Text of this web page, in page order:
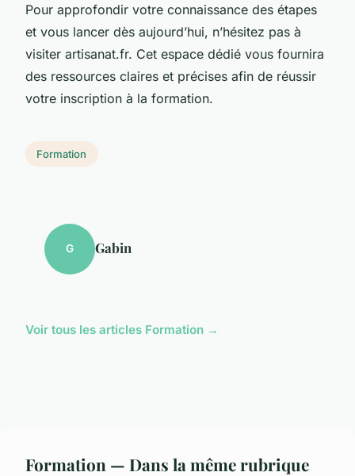
Pour approfondir votre connaissance des étapes
et vous lancer dès aujourd’hui, n’hésitez pas à
visiter artisanat.fr. Cet espace dédié vous fournira
des ressources claires et précises afin de réussir
votre inscription à la formation.
Formation
G Gabin
Voir tous les articles Formation →
Formation — Dans la même rubrique